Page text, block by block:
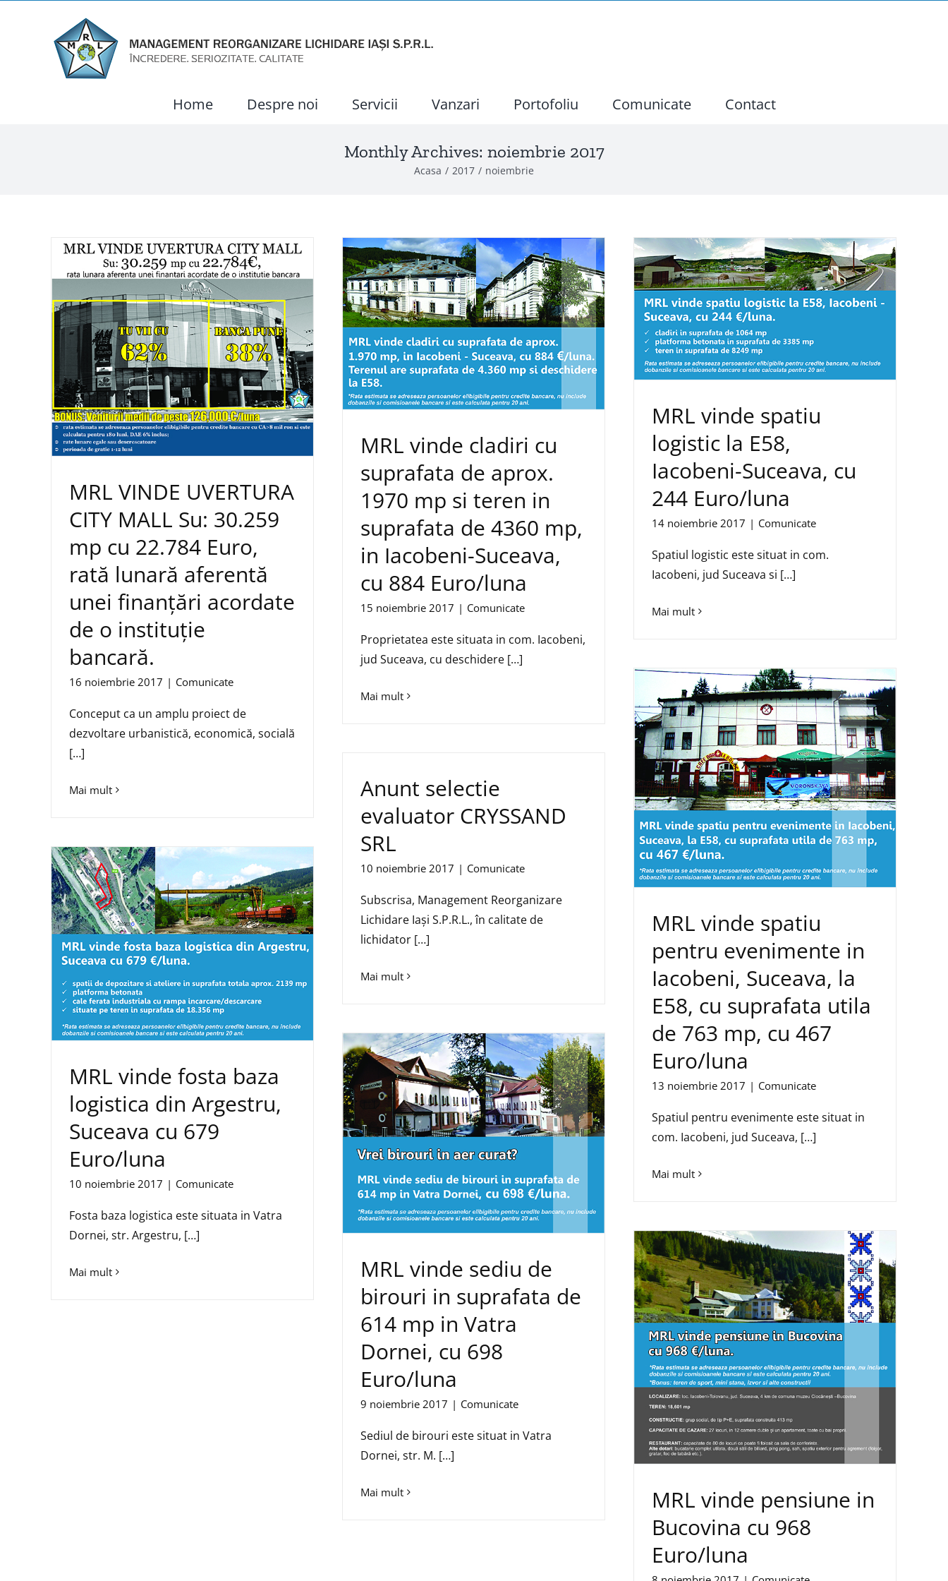
Home Despre noi Servicii Vanzari Portofoliu Comunicate Contact
Monthly Archives: noiembrie 2017
Acasa 2017 noiembrie
MRL VINDE UVERTURA
CITY MALL Su: 30.259
mp cu 22.784 Euro,
rată lunară aferentă
unei finanțări acordate
de o instituție
bancară.
16 noiembrie 2017 | Comunicate
Conceput ca un amplu proiect de
dezvoltare urbanistică, economică, socială
[…]
Mai mult
MRL vinde cladiri cu
suprafata de aprox.
1970 mp si teren in
suprafata de 4360 mp,
in Iacobeni-Suceava,
cu 884 Euro/luna
15 noiembrie 2017 | Comunicate
Proprietatea este situata in com. Iacobeni,
jud Suceava, cu deschidere […]
Mai mult
MRL vinde spatiu
logistic la E58,
Iacobeni-Suceava, cu
244 Euro/luna
14 noiembrie 2017 | Comunicate
Spatiul logistic este situat in com.
Iacobeni, jud Suceava si […]
Mai mult
MRL vinde spatiu
pentru evenimente in
Iacobeni, Suceava, la
E58, cu suprafata utila
de 763 mp, cu 467
Euro/luna
13 noiembrie 2017 | Comunicate
Spatiul pentru evenimente este situat in
com. Iacobeni, jud Suceava, […]
Mai mult
Anunt selectie
evaluator CRYSSAND
SRL
10 noiembrie 2017 | Comunicate
Subscrisa, Management Reorganizare
Lichidare Iaşi S.P.R.L., în calitate de
lichidator […]
Mai mult
MRL vinde fosta baza
logistica din Argestru,
Suceava cu 679
Euro/luna
10 noiembrie 2017 | Comunicate
Fosta baza logistica este situata in Vatra
Dornei, str. Argestru, […]
Mai mult
MRL vinde sediu de
birouri in suprafata de
614 mp in Vatra
Dornei, cu 698
Euro/luna
9 noiembrie 2017 | Comunicate
Sediul de birouri este situat in Vatra
Dornei, str. M. […]
Mai mult
MRL vinde pensiune in
Bucovina cu 968
Euro/luna